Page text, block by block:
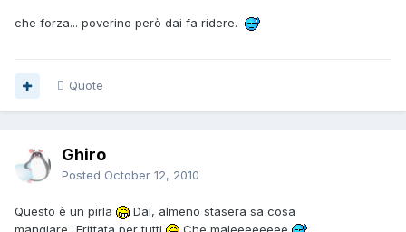
che forza... poverino però dai fa ridere.
Quote
Ghiro
Posted October 12, 2010
Questo è un pirla
Dai, almeno stasera sa cosa